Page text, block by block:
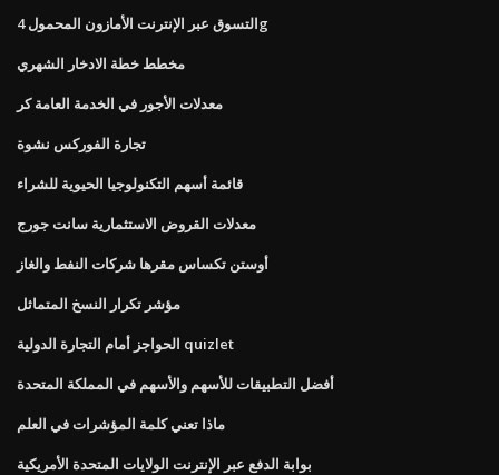
التسوق عبر الإنترنت الأمازون المحمول 4g
مخطط خطة الادخار الشهري
معدلات الأجور في الخدمة العامة كر
تجارة الفوركس نشوة
قائمة أسهم التكنولوجيا الحيوية للشراء
معدلات القروض الاستثمارية سانت جورج
أوستن تكساس مقرها شركات النفط والغاز
مؤشر تكرار النسخ المتماثل
الحواجز أمام التجارة الدولية quizlet
أفضل التطبيقات للأسهم والأسهم في المملكة المتحدة
ماذا تعني كلمة المؤشرات في العلم
بوابة الدفع عبر الإنترنت الولايات المتحدة الأمريكية